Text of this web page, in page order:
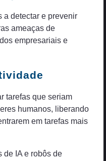
a detectar e prevenir
ameaças de
empresariais e
tarefas que seriam
humanos, liberando
em tarefas mais
de IA e robôs de